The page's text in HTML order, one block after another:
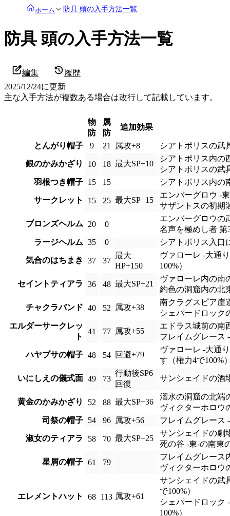
ホーム 防具 頭の入手方法一覧
防具 頭の入手方法一覧
編集
履歴
2025/12/24に更新
主な入手方法が複数ある場合は改行して記載しています。
物
防
属
防
追加効果
とんがり帽子 9 21 属攻+8 シアトポリスの武
銀のかみかざり 10 18 最大SP+10
シアトポリス内の
シアトポリスの武
羽根つき帽子 15 15 シアトポリス内の
サークレット 15 25 最大SP+15
エンバーグロウ -
サザントスの初期
ブロンズヘルム 20 0
エンバーグロウの
名声を極めし者
ラージヘルム 35 0 シアトポリス入口
気合のはちまき 37 37
最大
HP+150
ヴァローレ -大通
100%）
セイントティアラ 36 48 最大SP+21
ヴァローレ内の南
約色の洞窟内の北
チャクラバンド 40 52 属攻+38
南クラグスピア崖
シェパードロック
エルダーサークレッ
ト
41 77 属攻+55
エドラス城前の南
フレイムグレース
ハヤブサの帽子 48 54 回避+79
ヴァローレ -大通
す（権力4で100%
いにしえの儀式面 49 73
行動後SP6
回復
サンシェイドの酒
黄金のかみかざり 52 88 最大SP+36
溜水の洞窟の北端
ヴィクターホロウ
司祭の帽子 54 96 属攻+56 フレイムグレース
淑女のティアラ 58 70 最大SP+25
サンシェイドの劇
死の谷 -東-の南東
星屑の帽子 61 79
フレイムグレース
ヴィクターホロウ
エレメントハット 68 113 属攻+61
サンシェイドの武
で100%）
シェパードロック
100%）